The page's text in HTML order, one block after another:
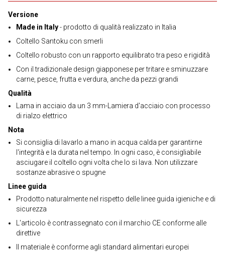
Versione
Made in Italy- prodotto di qualità realizzato in Italia
Coltello Santoku con smerli
Coltello robusto con un rapporto equilibrato tra peso e rigidità
Con il tradizionale design giapponese per tritare e sminuzzare
carne, pesce, frutta e verdura, anche da pezzi grandi
Qualità
Lama in acciaio da un 3 mm-Lamiera d'acciaio con processo
di rialzo elettrico
Nota
Si consiglia di lavarlo a mano in acqua calda per garantirne
l'integrità e la durata nel tempo. In ogni caso, è consigliabile
asciugare il coltello ogni volta che lo si lava. Non utilizzare
sostanze abrasive o spugne
Linee guida
Prodotto naturalmente nel rispetto delle linee guida igieniche e di
sicurezza
L'articolo è contrassegnato con il marchio CE conforme alle
direttive
Il materiale è conforme agli standard alimentari europei